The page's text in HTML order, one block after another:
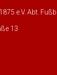
e.V. Abt.
13